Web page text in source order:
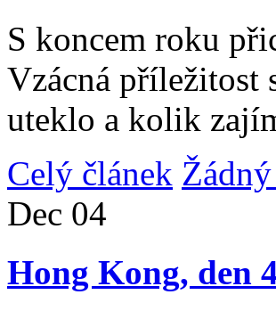
S koncem roku
Vzácná příležitost
uteklo a kolik
Celý článek
Dec 04
Hong Kong, den